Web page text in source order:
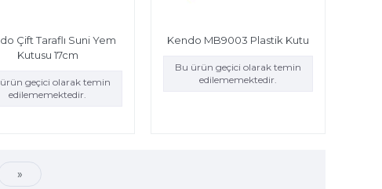
Çift Taraflı Suni Yem
Kutusu 17cm
geçici olarak temin
edilememektedir.
Kendo MB9003 Plastik Kutu
Bu ürün geçici olarak temin
edilememektedir.
»